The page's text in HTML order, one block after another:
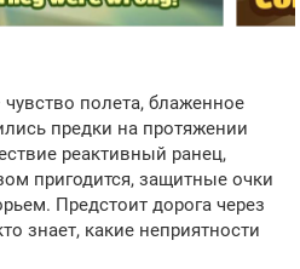
полета, блаженное
предки на протяжении
реактивный ранец,
пригодится, защитные очки
Предстоит дорога через
знает, какие неприятности